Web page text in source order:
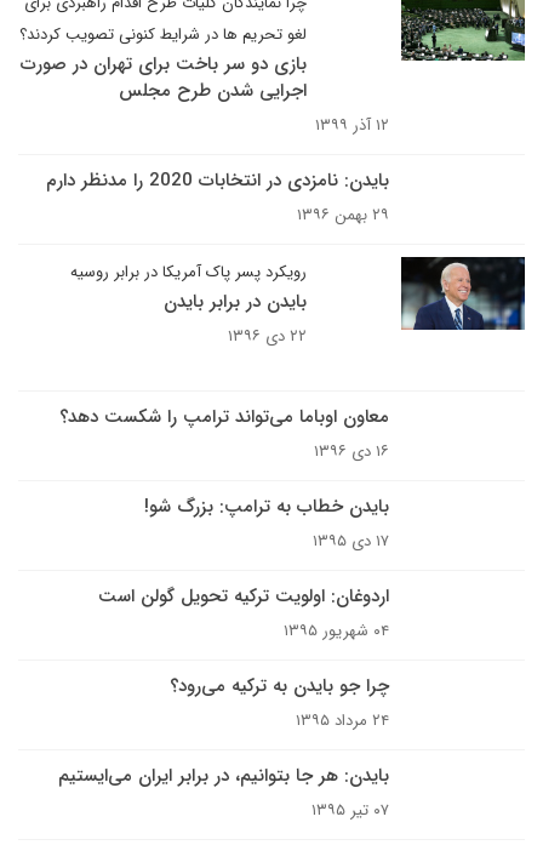
لغو تحریم ها در شرایط کنونی تصویب کردند؟
بازی دو سر باخت برای تهران در صورت
اجرایی شدن طرح مجلس
۱۲ آذر ۱۳۹۹
بایدن: نامزدی در انتخابات 2020 را مدنظر دارم
۲۹ بهمن ۱۳۹۶
رویکرد پسر پاک آمریکا در برابر روسیه
بایدن در برابر بایدن
۲۲ دی ۱۳۹۶
معاون اوباما می‌تواند ترامپ را شکست دهد؟
۱۶ دی ۱۳۹۶
بایدن خطاب به ترامپ: بزرگ شو!
۱۷ دی ۱۳۹۵
اردوغان: اولویت ترکیه تحویل گولن است
۰۴ شهریور ۱۳۹۵
چرا جو بایدن به ترکیه می‌رود؟
۲۴ مرداد ۱۳۹۵
بایدن: هر جا بتوانیم، در برابر ایران می‌ایستیم
۰۷ تیر ۱۳۹۵